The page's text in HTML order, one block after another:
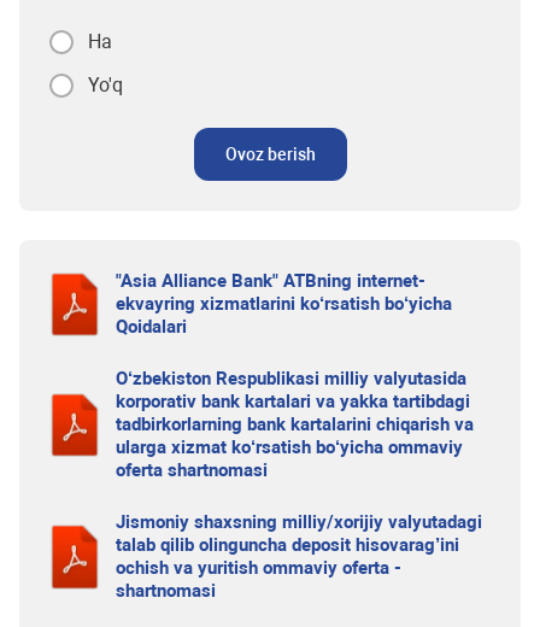
Ha
Yo'q
Ovoz berish
"Asia Alliance Bank" ATBning internet-
ekvayring xizmatlarini ko‘rsatish bo‘yicha
Qoidalari
O‘zbekiston Respublikasi milliy valyutasida
korporativ bank kartalari va yakka tartibdagi
tadbirkorlarning bank kartalarini chiqarish va
ularga xizmat ko‘rsatish bo‘yicha ommaviy
oferta shartnomasi
Jismoniy shaxsning milliy/xorijiy valyutadagi
talab qilib olinguncha deposit hisovarag’ini
ochish va yuritish ommaviy oferta -
shartnomasi